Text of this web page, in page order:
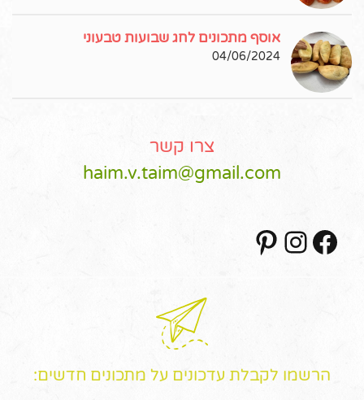
אוסף מתכונים לחג שבועות טבעוני
04/06/2024
צרו קשר
haim.v.taim@gmail.com
Facebook
Instagram
הרשמו לקבלת עדכונים על מתכונים חדשים: